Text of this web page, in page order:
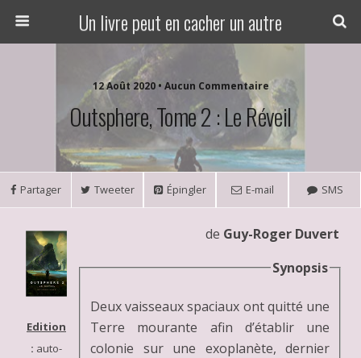
Un livre peut en cacher un autre
12 Août 2020 • Aucun Commentaire
Outsphere, Tome 2 : Le Réveil
Partager Tweeter Épingler E-mail SMS
Edition
: auto-
de Guy-Roger Duvert
Synopsis
Deux vaisseaux spaciaux ont quitté une
Terre mourante afin d’établir une
colonie sur une exoplanète, dernier